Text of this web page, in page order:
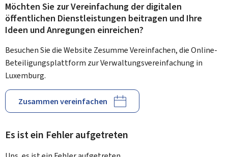
Möchten Sie zur Vereinfachung der digitalen
öffentlichen Dienstleistungen beitragen und Ihre
Ideen und Anregungen einreichen?
Besuchen Sie die Website Zesumme Vereinfachen, die Online-
Beteiligungsplattform zur Verwaltungsvereinfachung in
Luxemburg.
Zusammen vereinfachen
Es ist ein Fehler aufgetreten